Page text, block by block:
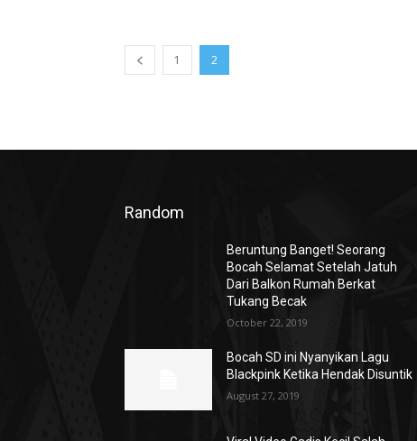
1 2
Random
Beruntung Banget! Seorang
Bocah Selamat Setelah Jatuh
Dari Balkon Rumah Berkat
Tukang Becak
October 22, 2019
Bocah SD ini Nyanyikan Lagu
Blackpink Ketika Hendak Disuntik
August 27, 2019